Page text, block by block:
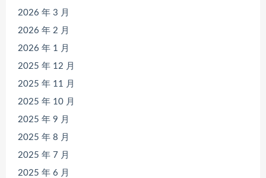
2026 年 3 月
2026 年 2 月
2026 年 1 月
2025 年 12 月
2025 年 11 月
2025 年 10 月
2025 年 9 月
2025 年 8 月
2025 年 7 月
2025 年 6 月